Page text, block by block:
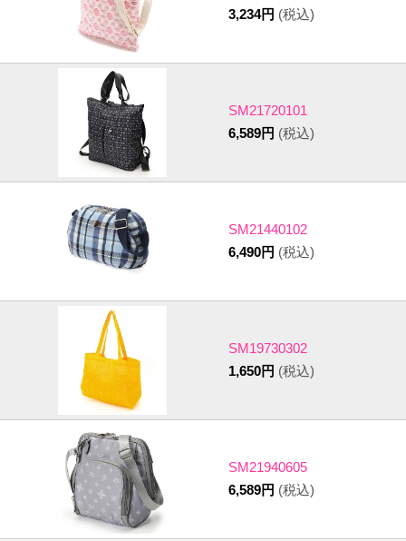
3,234円 (税込)
SM21720101
6,589円 (税込)
SM21440102
6,490円 (税込)
SM19730302
1,650円 (税込)
SM21940605
6,589円 (税込)